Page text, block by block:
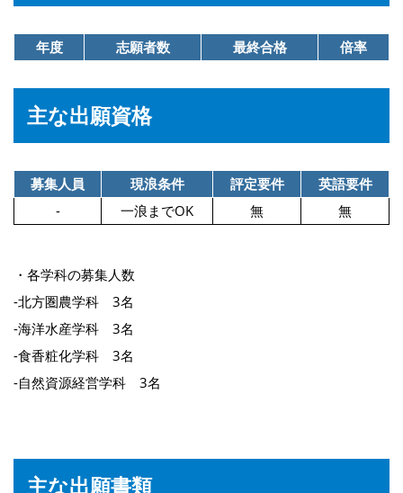
年度 志願者数 最終合格 倍率
主な出願資格
募集人員 現浪条件 評定要件
英語要件
-
一浪までOK 無 無
・各学科の募集人数
-北方圏農学科 3名
-海洋水産学科 3名
-食香粧化学科 3名
-自然資源経営学科 3名
主な出願書類